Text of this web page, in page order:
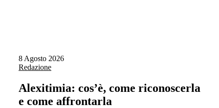
8 Agosto 2026
Redazione
Alexitimia: cos’è, come riconoscerla
e come affrontarla